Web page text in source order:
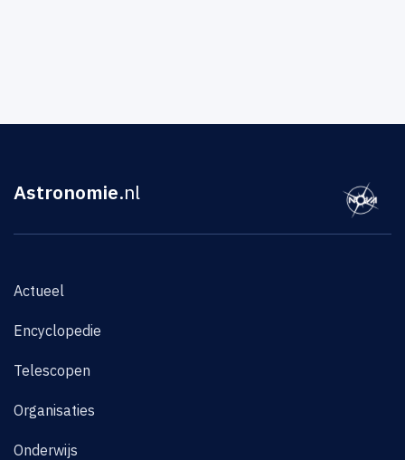
Astronomie.nl
Actueel
Encyclopedie
Telescopen
Organisaties
Onderwijs